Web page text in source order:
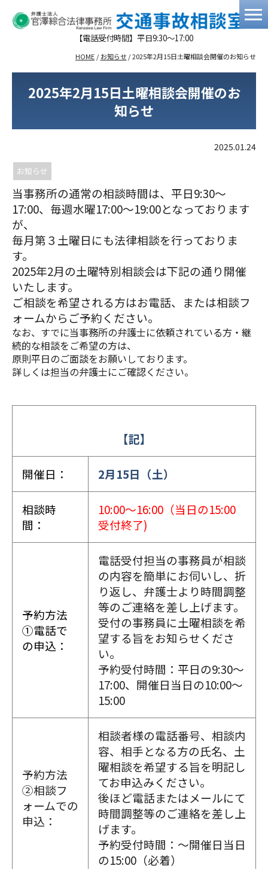
【電話受付時間】平日9:30～17:00
HOME / お知らせ /2025年2月15日土曜相談会開催のお知らせ
2025年2月15日土曜相談会開催のお
知らせ
2025.01.24
お知らせ
当事務所の通常の相談時間は、平日9:30～
17:00、毎週水曜17:00～19:00となっております
が、
毎月第３土曜日にも法律相談を行っておりま
す。
2025年2月の土曜特別相談会は下記の通り開催
いたします。
ご相談を希望される方はお電話、または相談フ
ォームからご予約ください。
なお、すでに当事務所の弁護士に依頼されている方・継
続的な相談をご希望の方は、
原則平日のご面談をお願いしております。
詳しくは担当の弁護士にご確認ください。
【記】
開催日： 2月15日（土）
相談時
間：
10:00～16:00（当日の15:00
受付終了)
予約方法
①電話で
の申込：
電話受付担当の事務員が相談
の内容を簡単にお伺いし、折
り返し、弁護士より時間調整
等のご連絡を差し上げます。
受付の事務員に土曜相談を希
望する旨をお知らせくださ
い。
予約受付時間：平日の9:30～
17:00、開催日当日の10:00～
15:00
予約方法
②相談フ
ォームでの
申込：
相談者様の電話番号、相談内
容、相手となる方の氏名、土
曜相談を希望する旨を明記し
てお申込みください。
後ほど電話またはメールにて
時間調整等のご連絡を差し上
げます。
予約受付時間：～開催日当日
の15:00（必着）